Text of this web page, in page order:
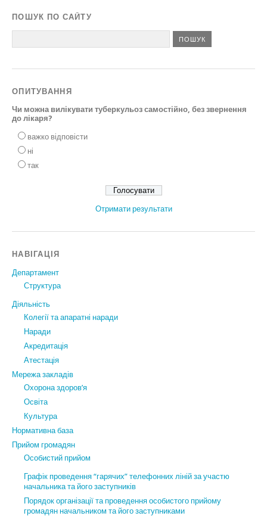
ПОШУК ПО САЙТУ
ОПИТУВАННЯ
Чи можна вилікувати туберкульоз самостійно, без звернення
до лікаря?
важко відповісти
ні
так
Отримати результати
НАВІГАЦІЯ
Департамент
Структура
Діяльність
Колегії та апаратні наради
Наради
Акредитація
Атестація
Мережа закладів
Охорона здоров’я
Освіта
Культура
Нормативна база
Прийом громадян
Особистий прийом
Графік проведення “гарячих” телефонних ліній за участю
начальника та його заступників
Порядок організації та проведення особистого прийому
громадян начальником та його заступниками